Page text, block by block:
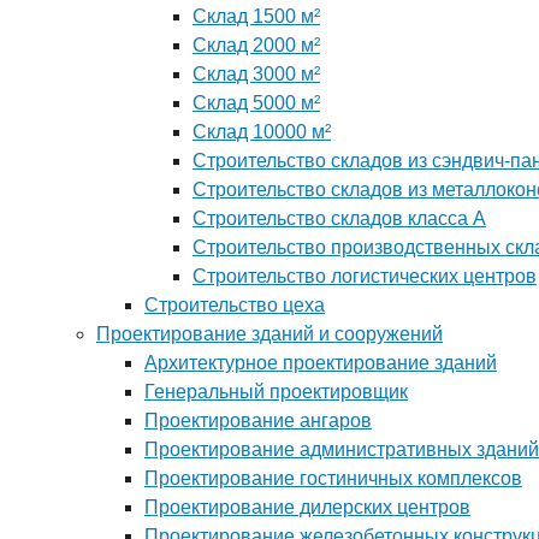
Склад 1500 м²
Склад 2000 м²
Склад 3000 м²
Склад 5000 м²
Склад 10000 м²
Строительство складов из сэндвич-
Строительство складов из
Строительство складов класса А
Строительство производственных
Строительство логистических центров
Строительство цеха
Проектирование зданий и сооружений
Архитектурное проектирование зданий
Генеральный проектировщик
Проектирование ангаров
Проектирование административных зданий
Проектирование гостиничных комплексов
Проектирование дилерских центров